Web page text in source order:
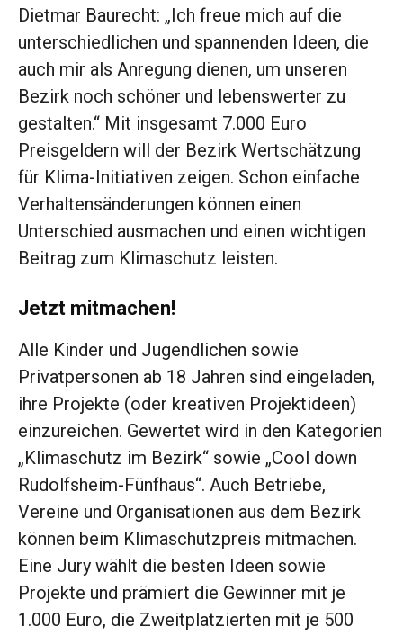
Dietmar Baurecht: „Ich freue mich auf die
unterschiedlichen und spannenden Ideen, die
auch mir als Anregung dienen, um unseren
Bezirk noch schöner und lebenswerter zu
gestalten.“ Mit insgesamt 7.000 Euro
Preisgeldern will der Bezirk Wertschätzung
für Klima-Initiativen zeigen. Schon einfache
Verhaltensänderungen können einen
Unterschied ausmachen und einen wichtigen
Beitrag zum Klimaschutz leisten.
Jetzt mitmachen!
Alle Kinder und Jugendlichen sowie
Privatpersonen ab 18 Jahren sind eingeladen,
ihre Projekte (oder kreativen Projektideen)
einzureichen. Gewertet wird in den Kategorien
„Klimaschutz im Bezirk“ sowie „Cool down
Rudolfsheim-Fünfhaus“. Auch Betriebe,
Vereine und Organisationen aus dem Bezirk
können beim Klimaschutzpreis mitmachen.
Eine Jury wählt die besten Ideen sowie
Projekte und prämiert die Gewinner mit je
1.000 Euro, die Zweitplatzierten mit je 500